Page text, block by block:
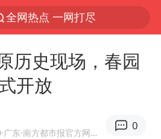
全网热点 一网打尽
历史现场，春园
开放
·广东 ·南方都市报官方网易号
0